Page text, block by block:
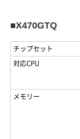
■X470GTQ
チップセット
対応CPU
メモリー